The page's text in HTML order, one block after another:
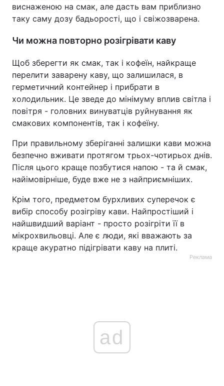
виснаженою на смак, але дасть вам приблизно
таку саму дозу бадьорості, що і свіжозварена.
Чи можна повторно розігрівати каву
Щоб зберегти як смак, так і кофеїн, найкраще
перелити заварену каву, що залишилася, в
герметичний контейнер і прибрати в
холодильник. Це зведе до мінімуму вплив світла і
повітря - головних винуватців руйнування як
смакових компонентів, так і кофеїну.
При правильному зберіганні залишки кави можна
безпечно вживати протягом трьох-чотирьох днів.
Після цього краще позбутися напою - та й смак,
найімовірніше, буде вже не з найприємніших.
Крім того, предметом бурхливих суперечок є
вибір способу розігріву кави. Найпростіший і
найшвидший варіант - просто розігріти її в
мікрохвильовці. Але є люди, які вважають за
краще акуратно підігрівати каву на плиті.
Реклама
ad